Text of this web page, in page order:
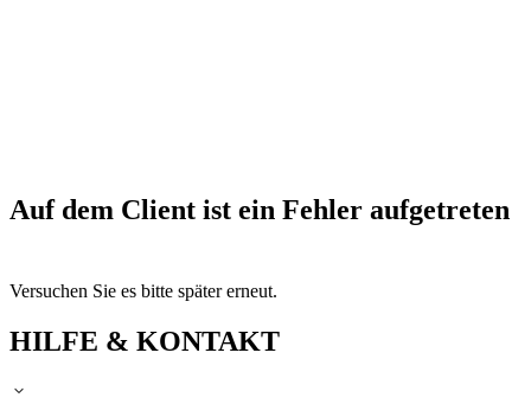
Auf dem Client ist ein Fehler aufgetreten
Versuchen Sie es bitte später erneut.
HILFE & KONTAKT